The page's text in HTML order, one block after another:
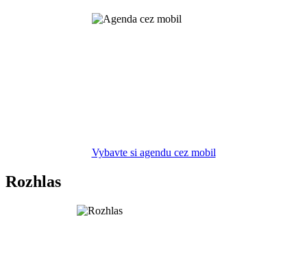
Vybavte si agendu cez mobil
Rozhlas